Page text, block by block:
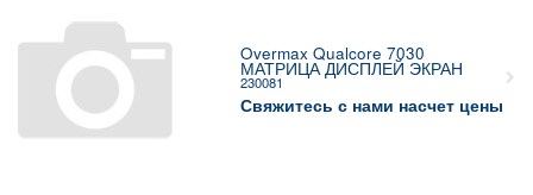
Overmax Qualcore 7030
МАТРИЦА ДИСПЛЕЙ ЭКРАН
230081
Свяжитесь с нами насчет цены